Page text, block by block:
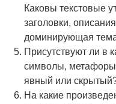
Каковы текстовые
заголовки,
доминирующая
Присутствуют ли в
символы,
явный или
На какие